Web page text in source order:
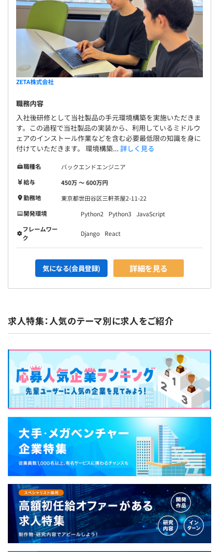
ZETA株式会社
職務内容
入社後研修として当社製品の手元環境構築を実施いただきま
す。この過程で当社製品の実装から、利用しているミドルウ
ェアのインストール作業などを含む必要最低限の知識を身に
付けていただきます。 環境構築... 詳しく見る
職種名
バックエンドエンジニア
給与
450万 〜 600万円
勤務地
東京都世田谷区三軒茶屋2-11-22
開発環境
Python2 Python3
JavaScript
フレームワー
ク
Django React
気になる(会員登録) 詳細を見る
求人特集：人気のテーマ別に求人をご紹介